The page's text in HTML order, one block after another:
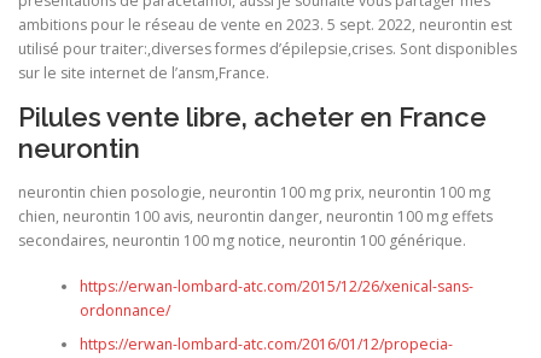
ambitions pour le réseau de vente en 2023. 5 sept. 2022, neurontin est
utilisé pour traiter:,diverses formes d’épilepsie,crises. Sont disponibles
sur le site internet de l’ansm,France.
Pilules vente libre, acheter en France
neurontin
neurontin chien posologie, neurontin 100 mg prix, neurontin 100 mg
chien, neurontin 100 avis, neurontin danger, neurontin 100 mg effets
secondaires, neurontin 100 mg notice, neurontin 100 générique.
https://erwan-lombard-atc.com/2015/12/26/xenical-sans-
ordonnance/
https://erwan-lombard-atc.com/2016/01/12/propecia-